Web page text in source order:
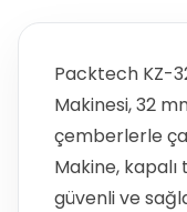
Packtech KZ-
Makinesi, 32
çemberlerle
Makine,
güvenli ve